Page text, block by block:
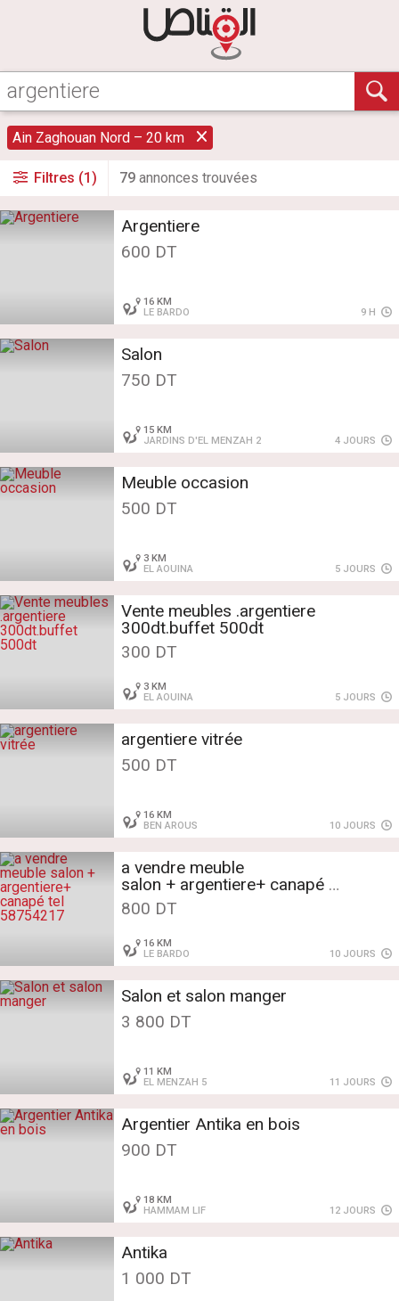
Ain Zaghouan Nord – 20 km
Filtres (1) 79 annonces trouvées
Argentiere
600 DT
16 KM
LE BARDO
9 H
Salon
750 DT
15 KM
JARDINS D'EL MENZAH 2
4 JOURS
Meuble occasion
500 DT
3 KM
EL AOUINA
5 JOURS
Vente meubles .argentiere
300dt.buffet 500dt
300 DT
3 KM
EL AOUINA
5 JOURS
argentiere vitrée
500 DT
16 KM
BEN AROUS
10 JOURS
a vendre meuble
salon + argentiere+ canapé
tel 58754217
800 DT
16 KM
LE BARDO
10 JOURS
Salon et salon manger
3 800 DT
11 KM
EL MENZAH 5
11 JOURS
Argentier Antika en bois
900 DT
18 KM
HAMMAM LIF
12 JOURS
Antika
1 000 DT